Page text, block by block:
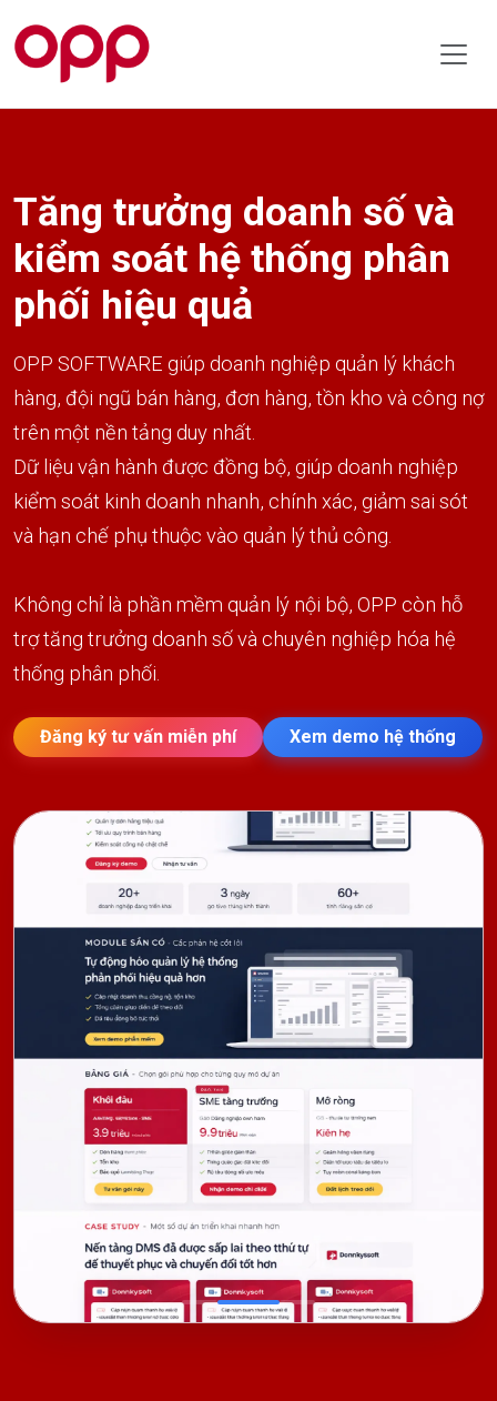
Tăng trưởng doanh số và
kiểm soát hệ thống phân
phối hiệu quả
OPP SOFTWARE giúp doanh nghiệp quản lý khách
hàng, đội ngũ bán hàng, đơn hàng, tồn kho và công nợ
trên một nền tảng duy nhất.
Dữ liệu vận hành được đồng bộ, giúp doanh nghiệp
kiểm soát kinh doanh nhanh, chính xác, giảm sai sót
và hạn chế phụ thuộc vào quản lý thủ công.
Không chỉ là phần mềm quản lý nội bộ, OPP còn hỗ
trợ tăng trưởng doanh số và chuyên nghiệp hóa hệ
thống phân phối.
Đăng ký tư vấn miễn phí Xem demo hệ thống